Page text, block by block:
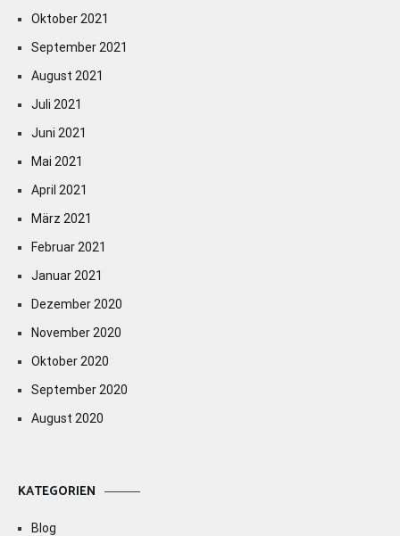
Oktober 2021
September 2021
August 2021
Juli 2021
Juni 2021
Mai 2021
April 2021
März 2021
Februar 2021
Januar 2021
Dezember 2020
November 2020
Oktober 2020
September 2020
August 2020
KATEGORIEN
Blog